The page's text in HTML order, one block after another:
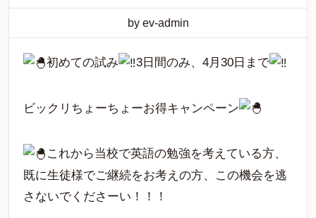
by ev-admin
初めての試み 3日間のみ、4月30日まで
ビックリちょーちょーお得キャンペーン
これから当校で英語の勉強を考えている方、
既に生徒様でご継続をお考えの方、この機会を逃
さないでくださーい！！！